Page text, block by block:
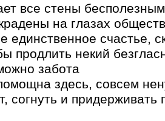
все стены
на глазах
единственное счастье,
продлить некий
забота
здесь, совсем
согнуть и придерживать